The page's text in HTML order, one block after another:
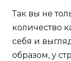
Так вы не
количество
себя и
образом, у